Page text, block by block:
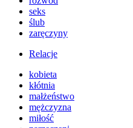
seks
ślub
zaręczyny
Relacje
kobieta
kłótnia
małżeństwo
mężczyzna
miłość